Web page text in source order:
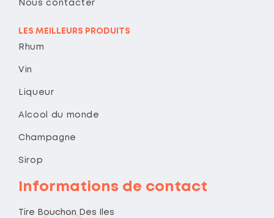
Nous contacter
LES MEILLEURS PRODUITS
Rhum
Vin
Liqueur
Alcool du monde
Champagne
Sirop
Informations de contact
Tire Bouchon Des Iles